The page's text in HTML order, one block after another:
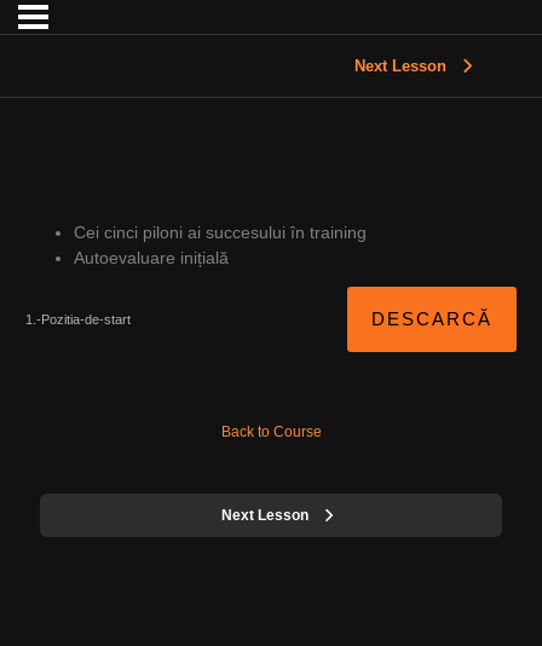
Next Lesson
Cei cinci piloni ai succesului în training
Autoevaluare inițială
1.-Pozitia-de-start DESCARCĂ
Back to Course
Next Lesson